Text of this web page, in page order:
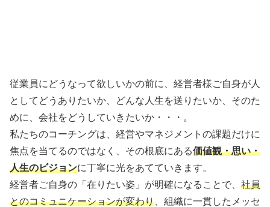
従業員にどうなって欲しいかの前に、経営者様ご自身が人
としてどうありたいか、どんな人生を送りたいか、そのた
めに、会社をどうしていきたいか ・・・。
私たちのコーチングは、経営やマネジメントの課題だけに
焦点を当てるのではなく、その根底にある価値観・思い・
人生のビジョンに丁寧に光をあてていきます。
経営者ご自身の「在りたい姿」が明確になることで、 社員
とのコミュニケーションが変わり 、組織に一貫したメッセ